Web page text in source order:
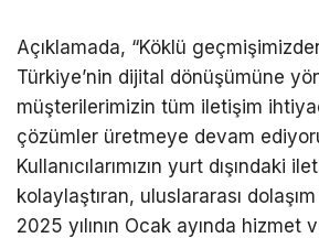
Açıklamada, “Köklü
Türkiye’nin dijital dönüşümüne
müşterilerimizin tüm iletişim
çözümler üretmeye devam
Kullanıcılarımızın yurt dışındaki
kolaylaştıran, uluslararası
2025 yılının Ocak ayında hizmet